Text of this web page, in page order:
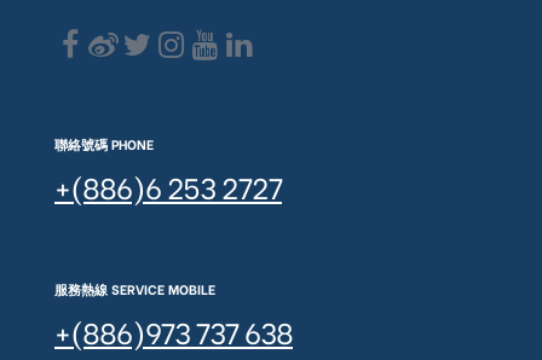
聯絡號碼 PHONE
+(886)6 253 2727
服務熱線 SERVICE MOBILE
+(886)973 737 638